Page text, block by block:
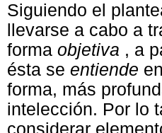
Siguiendo el
llevarse a cabo a
forma objetiva , a
ésta se entiende
forma, más
intelección. Por lo
considerar